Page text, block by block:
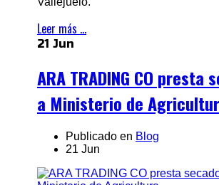
Leer más ...
21 Jun
ARA TRADING CO presta
a Ministerio de
Publicado en Blog
21 Jun